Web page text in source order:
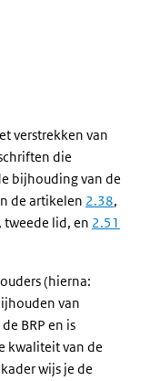
verstrekken van
die
bijhouding van de
de artikelen 2.38,
, tweede lid, en 2.51
(hierna:
van
BRP en is
kwaliteit van de
wijs je de